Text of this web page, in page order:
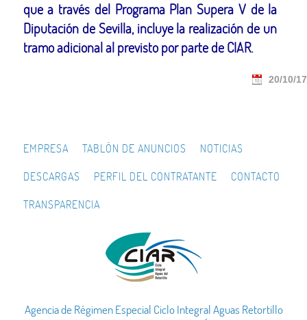
que a través del Programa Plan Supera V de la
Diputación de Sevilla, incluye la realización de un
tramo adicional al previsto por parte de CIAR.
20/10/17
EMPRESA TABLÓN DE ANUNCIOS NOTICIAS
DESCARGAS PERFIL DEL CONTRATANTE CONTACTO
TRANSPARENCIA
Agencia de Régimen Especial Ciclo Integral Aguas Retortillo